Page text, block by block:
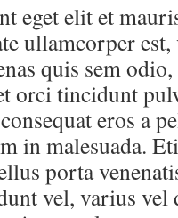
eget elit et
ullamcorper
quis sem
orci tincidunt
eros a
in malesuada.
porta
vel, varius